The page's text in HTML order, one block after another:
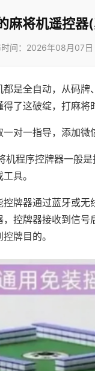
麻将机遥控器
时间：2026年08月07日
是全自动，从码
了这破绽，打麻将
对一指导，添加微
机程序控牌器一般
具。
牌器通过蓝牙或
控牌器接收到信
牌目的。